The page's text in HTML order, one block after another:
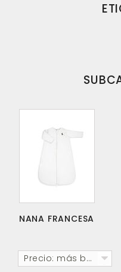
NANA FRANCESA
Precio: más baratos primero